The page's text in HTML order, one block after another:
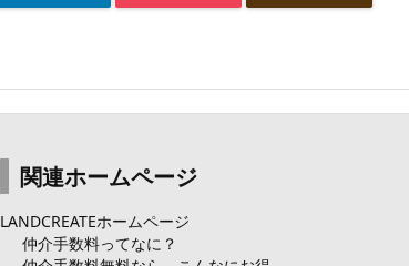
関連ホームページ
LANDCREATEホームページ
仲介手数料ってなに？